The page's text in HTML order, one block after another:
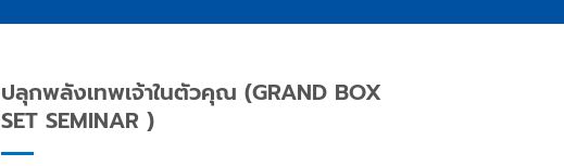
ปลุกพลังเทพเจ้าในตัวคุณ (GRAND BOX
SET SEMINAR )